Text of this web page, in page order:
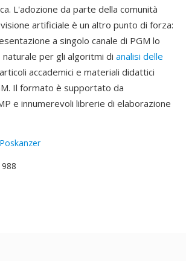
L'adozione da parte della comunità
artificiale è un altro punto di forza:
a singolo canale di PGM lo
per gli algoritmi di analisi delle
accademici e materiali didattici
Il formato è supportato da
e innumerevoli librerie di elaborazione